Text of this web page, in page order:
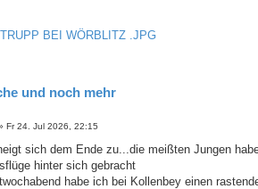
und noch mehr
Fr 24. Jul 2026, 22:15
sich dem Ende zu...die meißten Jungen
hinter sich gebracht
habe ich bei Kollenbey einen